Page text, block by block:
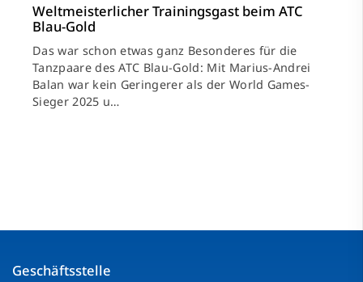
Weltmeisterlicher Trainingsgast beim ATC
Blau-Gold
Das war schon etwas ganz Besonderes für die
Tanzpaare des ATC Blau-Gold: Mit Marius-Andrei
Balan war kein Geringerer als der World Games-
Sieger 2025 u…
Geschäftsstelle